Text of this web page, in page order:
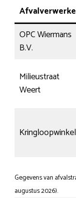
OPC Wiermans
B.V.
Milieustraat
Weert
Kringloopwinkel
Gegevens van
augustus 2026).